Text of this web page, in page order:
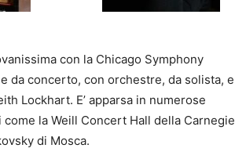
con la Chicago Symphony
da concerto, con orchestre, da solista, e
Lockhart. E’ apparsa in numerose
la Weill Concert Hall della Carnegie
di Mosca.